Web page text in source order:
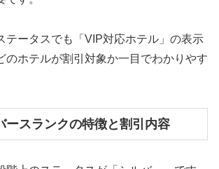
テータスでも「VIP対応ホテル」の表示
のホテルが割引対象か一目でわかりやす
ースランクの特徴と割引内容